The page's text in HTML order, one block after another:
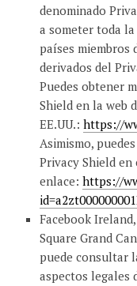
denominado
a someter toda
países miembros
derivados del
Puedes obtener
Shield en la web
EE.UU.: https://
Asimismo,
Privacy Shield
enlace: https://
Facebook
Square Grand
puede consultar
aspectos legales